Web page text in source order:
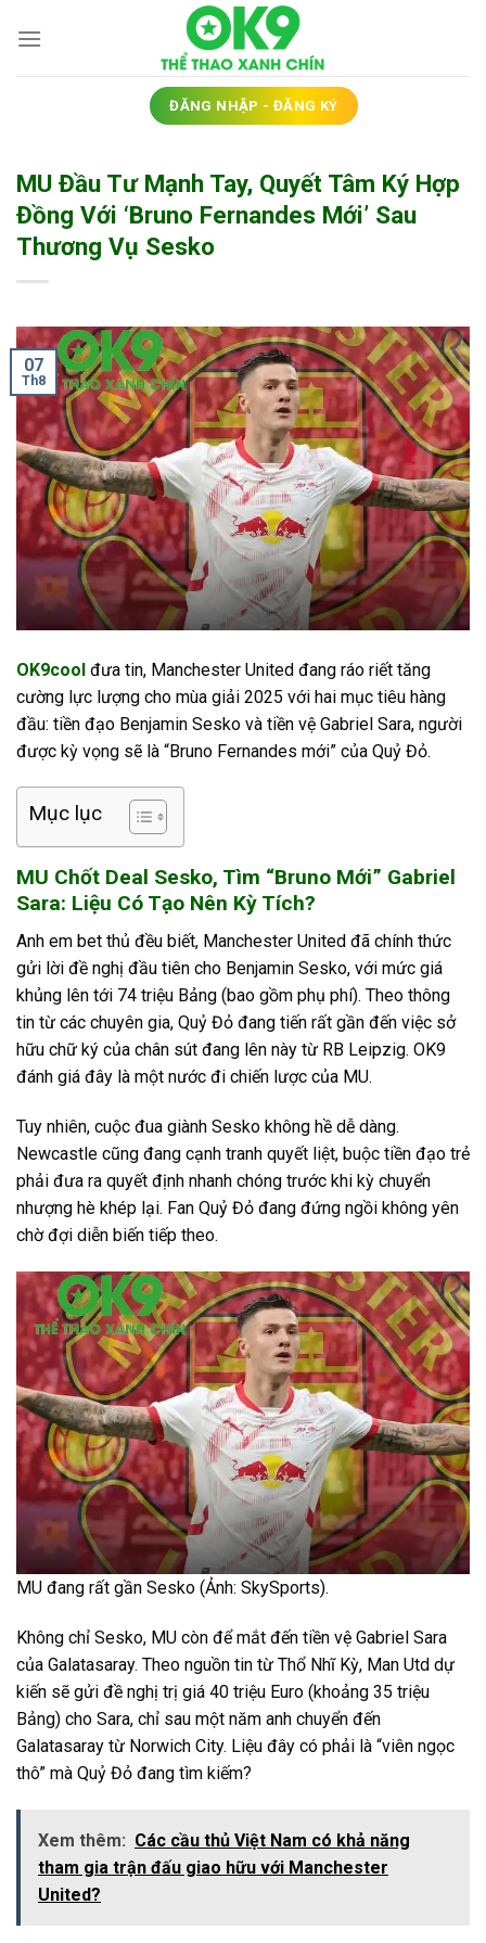
qua
ĐĂNG NHẬP - ĐĂNG KÝ
MU Đầu Tư Mạnh Tay, Quyết Tâm Ký Hợp
Đồng Với ‘Bruno Fernandes Mới’ Sau
Thương Vụ Sesko
07
Th8
OK9cool đưa tin, Manchester United đang ráo riết tăng
cường lực lượng cho mùa giải 2025 với hai mục tiêu hàng
đầu: tiền đạo Benjamin Sesko và tiền vệ Gabriel Sara, người
được kỳ vọng sẽ là “Bruno Fernandes mới” của Quỷ Đỏ.
Mục lục
MU Chốt Deal Sesko, Tìm “Bruno Mới” Gabriel
Sara: Liệu Có Tạo Nên Kỳ Tích?
Anh em bet thủ đều biết, Manchester United đã chính thức
gửi lời đề nghị đầu tiên cho Benjamin Sesko, với mức giá
khủng lên tới 74 triệu Bảng (bao gồm phụ phí). Theo thông
tin từ các chuyên gia, Quỷ Đỏ đang tiến rất gần đến việc sở
hữu chữ ký của chân sút đang lên này từ RB Leipzig. OK9
đánh giá đây là một nước đi chiến lược của MU.
Tuy nhiên, cuộc đua giành Sesko không hề dễ dàng.
Newcastle cũng đang cạnh tranh quyết liệt, buộc tiền đạo trẻ
phải đưa ra quyết định nhanh chóng trước khi kỳ chuyển
nhượng hè khép lại. Fan Quỷ Đỏ đang đứng ngồi không yên
chờ đợi diễn biến tiếp theo.
MU đang rất gần Sesko (Ảnh: SkySports).
Không chỉ Sesko, MU còn để mắt đến tiền vệ Gabriel Sara
của Galatasaray. Theo nguồn tin từ Thổ Nhĩ Kỳ, Man Utd dự
kiến sẽ gửi đề nghị trị giá 40 triệu Euro (khoảng 35 triệu
Bảng) cho Sara, chỉ sau một năm anh chuyển đến
Galatasaray từ Norwich City. Liệu đây có phải là “viên ngọc
thô” mà Quỷ Đỏ đang tìm kiếm?
Xem thêm: Các cầu thủ Việt Nam có khả năng
tham gia trận đấu giao hữu với Manchester
United?